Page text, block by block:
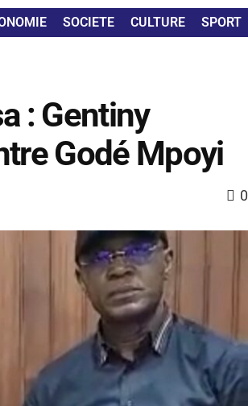
SOCIETE CULTURE SPORT
: Gentiny
Godé Mpoyi
0